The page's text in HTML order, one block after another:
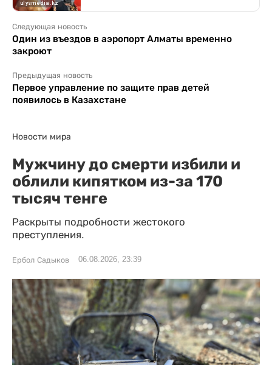
Следующая новость
Один из въездов в аэропорт Алматы временно
закроют
Предыдущая новость
Первое управление по защите прав детей
появилось в Казахстане
Новости мира
Мужчину до смерти избили и
облили кипятком из-за 170
тысяч тенге
Раскрыты подробности жестокого
преступления.
Ербол Садыков 06.08.2026, 23:39